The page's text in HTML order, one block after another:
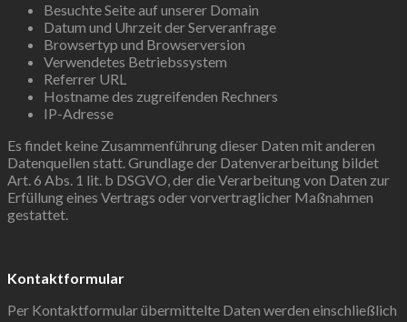
Besuchte Seite auf unserer Domain
Datum und Uhrzeit der Serveranfrage
Browsertyp und Browserversion
Verwendetes Betriebssystem
Referrer URL
Hostname des zugreifenden Rechners
IP-Adresse
Es findet keine Zusammenführung dieser Daten mit anderen
Datenquellen statt. Grundlage der Datenverarbeitung bildet
Art. 6 Abs. 1 lit. b DSGVO, der die Verarbeitung von Daten zur
Erfüllung eines Vertrags oder vorvertraglicher Maßnahmen
gestattet.
Kontaktformular
Per Kontaktformular übermittelte Daten werden einschließlich